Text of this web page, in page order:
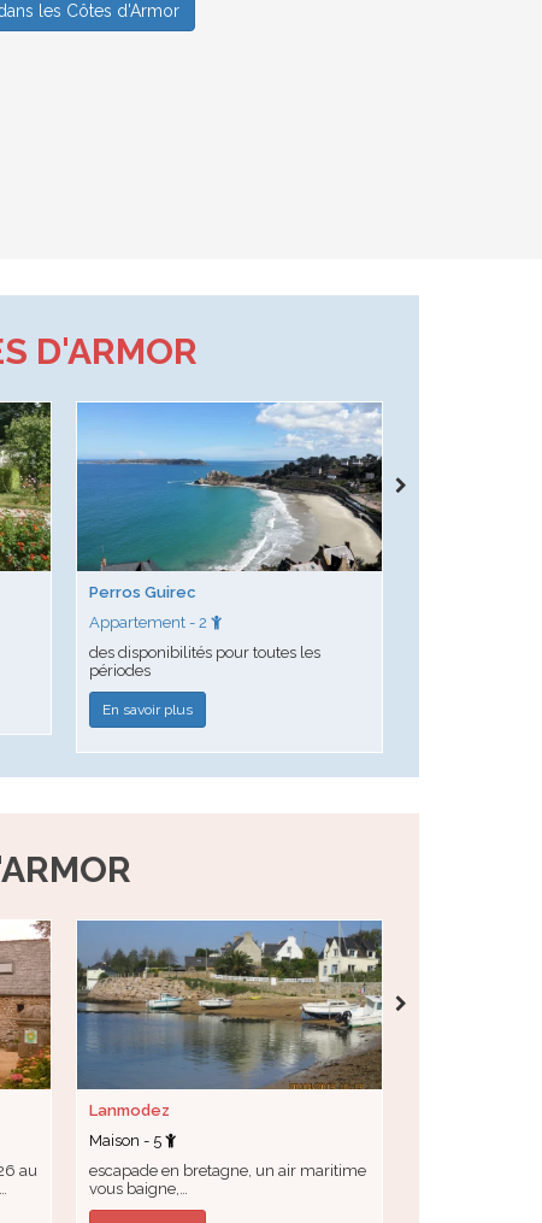
les Côtes d'Armor
D'ARMOR
Perros Guirec
Appartement - 2
des disponibilités pour toutes les
périodes
En savoir plus
au
Lanmodez
Maison - 5
escapade en bretagne, un air maritime
vous baigne,…